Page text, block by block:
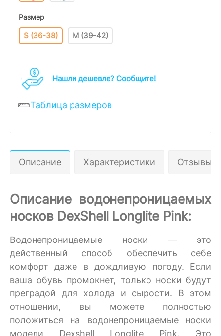
Размер
S (36-38) M (39-42)
Нашли дешевле? Cообщите!
Таблица размеров
Описание Характеристики Отзывы 0
Описание водонепроницаемых
носков DexShell Longlite Pink:
Водонепроницаемые носки — это
действенный способ обеспечить себе
комфорт даже в дождливую погоду. Если
ваша обувь промокнет, только носки будут
преградой для холода и сырости. В этом
отношении, вы можете полностью
положиться на водонепроницаемые носки
модели Dexshell Longlite Pink. Это